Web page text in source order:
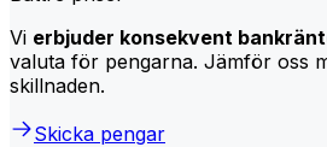
Vi erbjuder konsekvent
valuta för pengarna. Jämför oss
skillnaden.
Skicka pengar